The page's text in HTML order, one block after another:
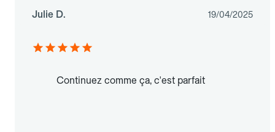
Julie D. 19/04/2025
Continuez comme ça, c'est parfait